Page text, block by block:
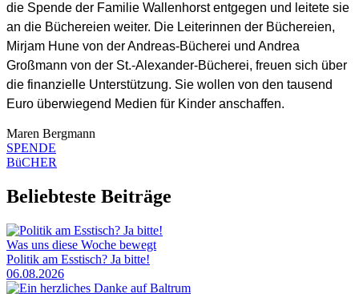
die Spende der Familie Wallenhorst entgegen und leitete sie
an die Büchereien weiter. Die Leiterinnen der Büchereien,
Mirjam Hune von der Andreas-Bücherei und Andrea
Großmann von der St.-Alexander-Bücherei, freuen sich über
die finanzielle Unterstützung. Sie wollen von den tausend
Euro überwiegend Medien für Kinder anschaffen.
Maren Bergmann
SPENDE
BüCHER
Beliebteste Beiträge
Was uns diese Woche bewegt
Politik am Esstisch? Ja bitte!
06.08.2026